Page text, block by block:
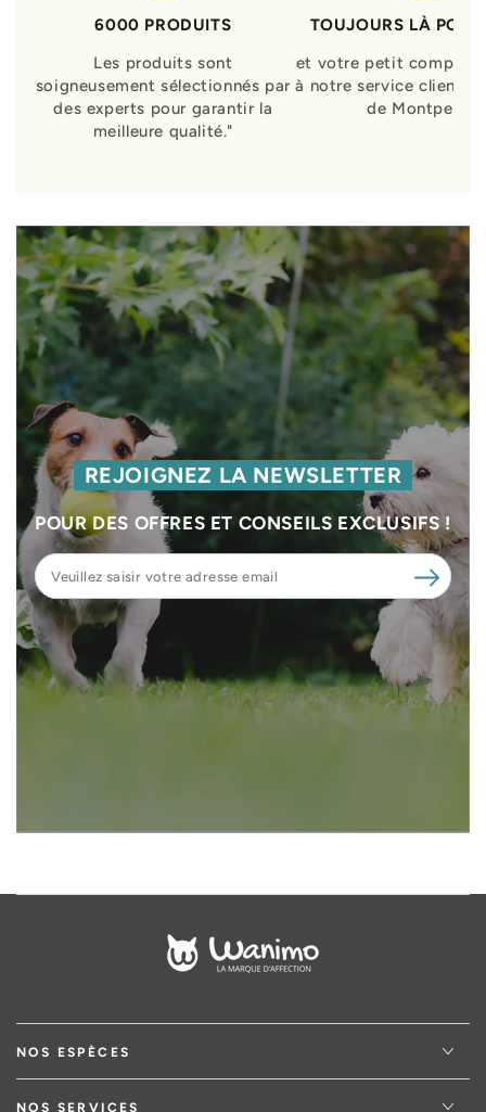
6000 PRODUITS
Les produits sont
soigneusement sélectionnés par
des experts pour garantir la
meilleure qualité."
TOUJOURS LÀ
et votre petit
à notre service clients
de Montpellier
REJOIGNEZ LA NEWSLETTER
POUR DES OFFRES ET CONSEILS EXCLUSIFS !
Veuillez
saisir
votre
adresse
email
NOS ESPÈCES
NOS SERVICES